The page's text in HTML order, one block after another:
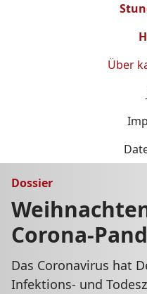
Über
Dossier
Corona-
Das Coronavirus hat
Infektions- und